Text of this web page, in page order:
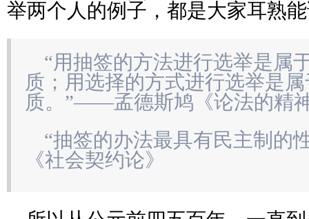
举两个人的例子，都是大家耳熟
“用抽签的方法进行选举是属
质；用选择的方式进行选举是
质。”——孟德斯鸠《论法的精
“抽签的办法最具有民主制
《社会契约论》